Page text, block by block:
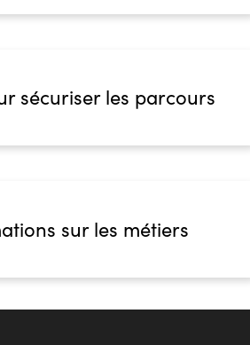
sécuriser les parcours
sur les métiers